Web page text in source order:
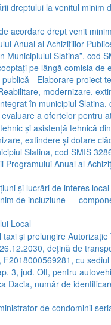
dreptului la venitul minim
acordare drept venit
Anual al Achizițiilor
Municipiului Slatina”, cod
pe lângă comisia de
- Elaborare proiect
modernizare,
în municipiul Slatina,
a ofertelor pentru
și asistență tehnică
extindere și dotare
Slatina, cod SMIS
Anual al
şi lucrări de interes
de incluziune —
Local
și prelungire Autorizație
dețină de
F2018000569281, cu
3, jud. Olt, pentru
Dacia, număr de
de condominii